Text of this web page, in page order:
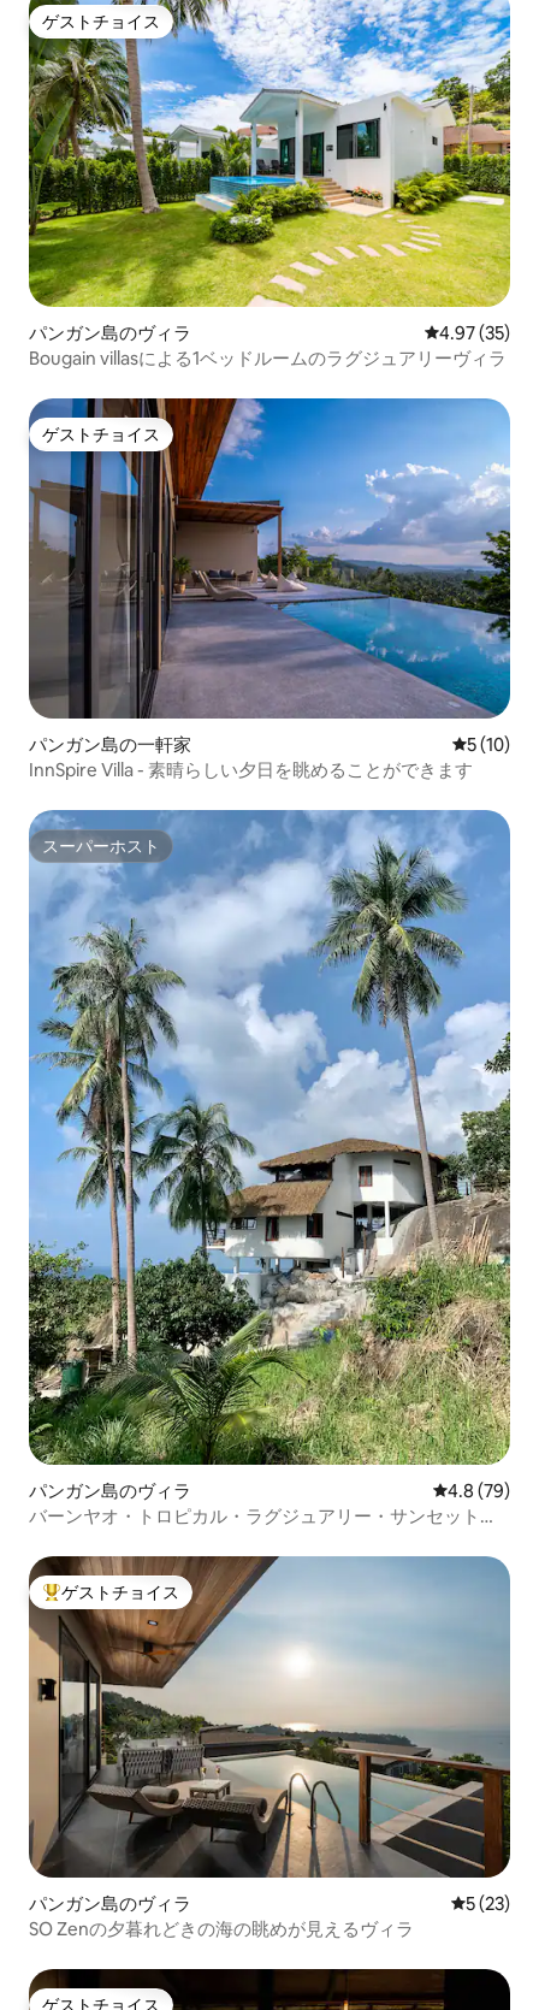
ゲストチョイス
ゲストチョイス
パンガン島のヴィラ レビュー35
4.97 (35)
Bougain villasによる1ベッドルームのラグジュアリーヴィラ
ゲストチョイス
ゲストチョイス
パンガン島の一軒家 レビュー
5 (10)
InnSpire Villa - 素晴らしい夕日を眺めることができます
スーパーホスト
スーパーホスト
パンガン島のヴィラ レビュー79
4.8 (79)
バーンヤオ・トロピカル・ラグジュアリー・サンセット・
大好評のゲストチョイスです。
ゲストチョイス
パンガン島のヴィラ レビュー
5 (23)
SO Zenの夕暮れどきの海の眺めが見えるヴィラ
ゲストチョイス